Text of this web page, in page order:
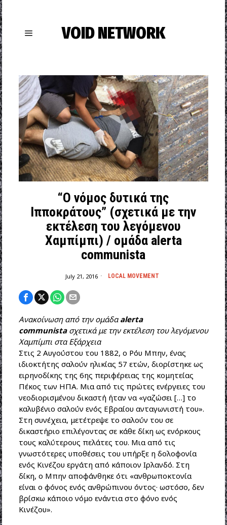
VOID NETWORK
“Ο νόμος δυτικά της
Ιπποκράτους” (σχετικά με την
εκτέλεση του λεγόμενου
Χαμπίμπι) / oμάδα alerta
communista
July 21, 2016 LOCAL MOVEMENT
Ανακοίνωση από την ομάδα alerta
communista σχετικά με την εκτέλεση του λεγόμενου
Χαμπίμπι στα Εξάρχεια
Στις 2 Αυγούστου του 1882, ο Ρόυ Μπην, ένας
ιδιοκτήτης σαλούν ηλικίας 57 ετών, διορίστηκε ως
ειρηνοδίκης της 6ης περιφέρειας της κομητείας
Πέκος των ΗΠΑ. Μια από τις πρώτες ενέργειες του
νεοδιορισμένου δικαστή ήταν να «γαζώσει […] το
καλυβένιο σαλούν ενός Εβραίου ανταγωνιστή του».
Στη συνέχεια, μετέτρεψε το σαλούν του σε
δικαστήριο επιλέγοντας σε κάθε δίκη ως ενόρκους
τους καλύτερους πελάτες του. Μια από τις
γνωστότερες υποθέσεις του υπήρξε η δολοφονία
ενός Κινέζου εργάτη από κάποιον Ιρλανδό. Στη
δίκη, ο Μπην αποφάνθηκε ότι «ανθρωποκτονία
είναι ο φόνος ενός ανθρώπινου όντος· ωστόσο, δεν
βρίσκω κάποιο νόμο ενάντια στο φόνο ενός
Κινέζου».